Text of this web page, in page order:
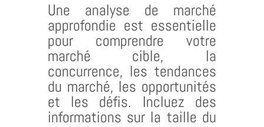
Une analyse de marché
approfondie est essentielle
pour comprendre votre
marché cible, la
concurrence, les tendances
du marché, les opportunités
et les défis. Incluez des
informations sur la taille du